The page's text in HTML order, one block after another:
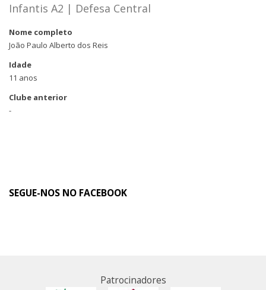
Infantis A2 | Defesa Central
Nome completo
João Paulo Alberto dos Reis
Idade
11 anos
Clube anterior
-
SEGUE-NOS NO FACEBOOK
Patrocinadores